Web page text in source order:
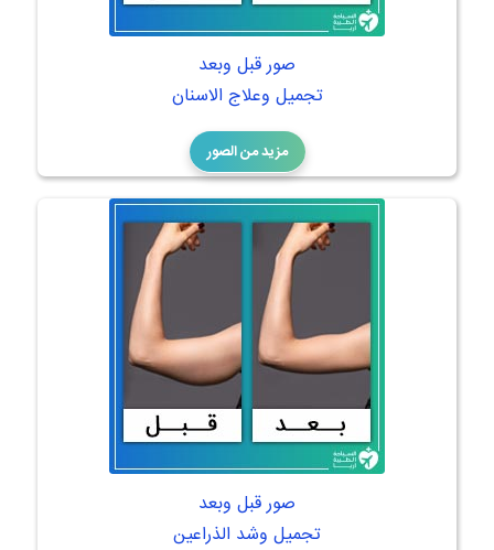
صور قبل وبعد
تجميل وعلاج الاسنان
مزيد من الصور
صور قبل وبعد
تجميل وشد الذراعين